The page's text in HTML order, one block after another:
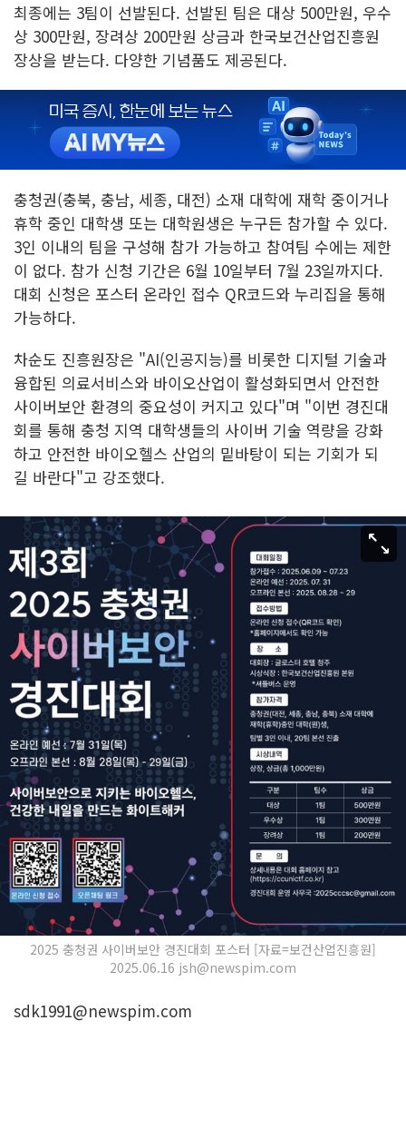
최종에는 3팀이 선발된다. 선발된 팀은 대상 500만원, 우수
상 300만원, 장려상 200만원 상금과 한국보건산업진흥원
장상을 받는다. 다양한 기념품도 제공된다.
충청권(충북, 충남, 세종, 대전) 소재 대학에 재학 중이거나
휴학 중인 대학생 또는 대학원생은 누구든 참가할 수 있다.
3인 이내의 팀을 구성해 참가 가능하고 참여팀 수에는 제한
이 없다. 참가 신청 기간은 6월 10일부터 7월 23일까지다.
대회 신청은 포스터 온라인 접수 QR코드와 누리집을 통해
가능하다.
차순도 진흥원장은 "AI(인공지능)를 비롯한 디지털 기술과
융합된 의료서비스와 바이오산업이 활성화되면서 안전한
사이버보안 환경의 중요성이 커지고 있다"며 "이번 경진대
회를 통해 충청 지역 대학생들의 사이버 기술 역량을 강화
하고 안전한 바이오헬스 산업의 밑바탕이 되는 기회가 되
길 바란다"고 강조했다.
2025 충청권 사이버보안 경진대회 포스터 [자료=보건산업진흥원]
2025.06.16 jsh@newspim.com
sdk1991@newspim.com